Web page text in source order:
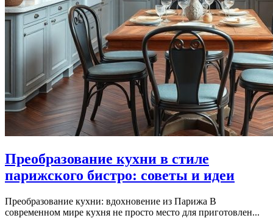
Преобразование кухни в стиле
парижского бистро: советы и идеи
Преобразование кухни: вдохновение из Парижа В
современном мире кухня не просто место для приготовлен...